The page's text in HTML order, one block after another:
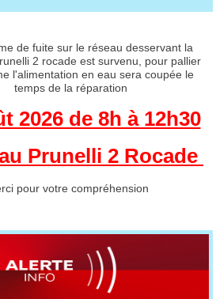
de fuite sur le réseau desservant la
2 rocade est survenu, pour pallier
l'alimentation en eau sera coupée le
temps de la réparation
2026 de 8h à 12h30
Prunelli 2 Rocade
pour votre compréhension